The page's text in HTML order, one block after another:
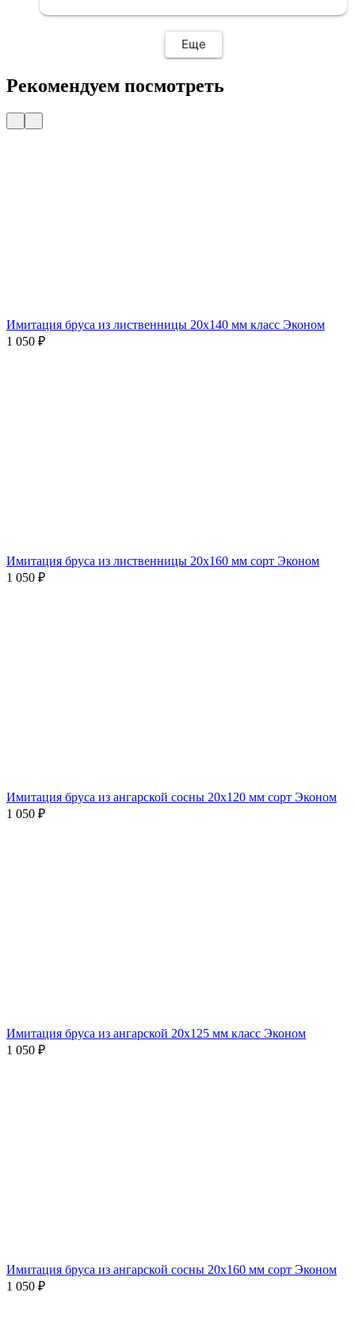
Еще
Рекомендуем посмотреть
Имитация бруса из лиственницы 20x140 мм класс Эконом
1 050 ₽
Имитация бруса из лиственницы 20x160 мм сорт Эконом
1 050 ₽
Имитация бруса из ангарской сосны 20х120 мм сорт Эконом
1 050 ₽
Имитация бруса из ангарской 20х125 мм класс Эконом
1 050 ₽
Имитация бруса из ангарской сосны 20х160 мм сорт Эконом
1 050 ₽